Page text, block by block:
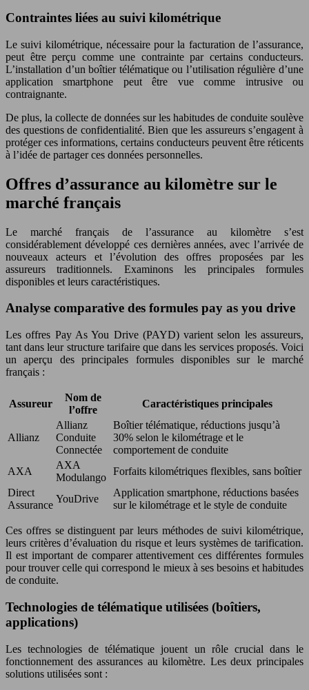
Contraintes liées au suivi kilométrique
Le suivi kilométrique, nécessaire pour la facturation de l’assurance,
peut être perçu comme une contrainte par certains conducteurs.
L’installation d’un boîtier télématique ou l’utilisation régulière d’une
application smartphone peut être vue comme intrusive ou
contraignante.
De plus, la collecte de données sur les habitudes de conduite soulève
des questions de confidentialité. Bien que les assureurs s’engagent à
protéger ces informations, certains conducteurs peuvent être réticents
à l’idée de partager ces données personnelles.
Offres d’assurance au kilomètre sur le
marché français
Le marché français de l’assurance au kilomètre s’est
considérablement développé ces dernières années, avec l’arrivée de
nouveaux acteurs et l’évolution des offres proposées par les
assureurs traditionnels. Examinons les principales formules
disponibles et leurs caractéristiques.
Analyse comparative des formules pay as you drive
Les offres Pay As You Drive (PAYD) varient selon les assureurs,
tant dans leur structure tarifaire que dans les services proposés. Voici
un aperçu des principales formules disponibles sur le marché
français :
Assureur
Nom de
l’offre
Caractéristiques principales
Allianz
Allianz
Conduite
Connectée
Boîtier télématique, réductions jusqu’à
30% selon le kilométrage et le
comportement de conduite
AXA
AXA
Modulango
Forfaits kilométriques flexibles, sans boîtier
Direct
Assurance
YouDrive
Application smartphone, réductions basées
sur le kilométrage et le style de conduite
Ces offres se distinguent par leurs méthodes de suivi kilométrique,
leurs critères d’évaluation du risque et leurs systèmes de tarification.
Il est important de comparer attentivement ces différentes formules
pour trouver celle qui correspond le mieux à ses besoins et habitudes
de conduite.
Technologies de télématique utilisées (boîtiers,
applications)
Les technologies de télématique jouent un rôle crucial dans le
fonctionnement des assurances au kilomètre. Les deux principales
solutions utilisées sont :